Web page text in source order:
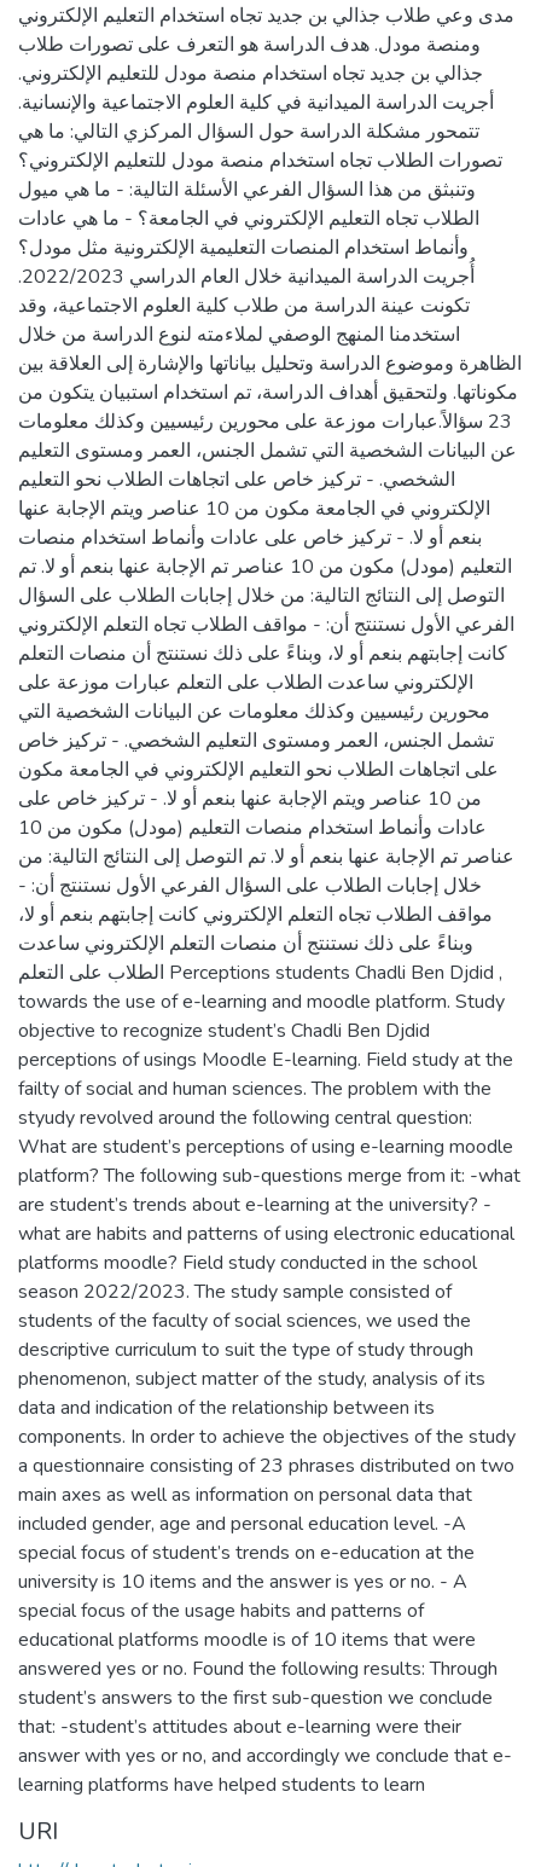
مدى وعي طلاب جذالي بن جديد تجاه استخدام التعليم الإلكتروني
ومنصة مودل. هدف الدراسة هو التعرف على تصورات طلاب
جذالي بن جديد تجاه استخدام منصة مودل للتعليم الإلكتروني.
أجريت الدراسة الميدانية في كلية العلوم الاجتماعية والإنسانية.
تتمحور مشكلة الدراسة حول السؤال المركزي التالي: ما هي
تصورات الطلاب تجاه استخدام منصة مودل للتعليم الإلكتروني؟
وتنبثق من هذا السؤال الفرعي الأسئلة التالية: - ما هي ميول
الطلاب تجاه التعليم الإلكتروني في الجامعة؟ - ما هي عادات
وأنماط استخدام المنصات التعليمية الإلكترونية مثل مودل؟
أُجريت الدراسة الميدانية خلال العام الدراسي 2022/2023.
تكونت عينة الدراسة من طلاب كلية العلوم الاجتماعية، وقد
استخدمنا المنهج الوصفي لملاءمته لنوع الدراسة من خلال
الظاهرة وموضوع الدراسة وتحليل بياناتها والإشارة إلى العلاقة بين
مكوناتها. ولتحقيق أهداف الدراسة، تم استخدام استبيان يتكون من
23 سؤالاً.عبارات موزعة على محورين رئيسيين وكذلك معلومات
عن البيانات الشخصية التي تشمل الجنس، العمر ومستوى التعليم
الشخصي. - تركيز خاص على اتجاهات الطلاب نحو التعليم
الإلكتروني في الجامعة مكون من 10 عناصر ويتم الإجابة عنها
بنعم أو لا. - تركيز خاص على عادات وأنماط استخدام منصات
التعليم (مودل) مكون من 10 عناصر تم الإجابة عنها بنعم أو لا. تم
التوصل إلى النتائج التالية: من خلال إجابات الطلاب على السؤال
الفرعي الأول نستنتج أن: - مواقف الطلاب تجاه التعلم الإلكتروني
كانت إجابتهم بنعم أو لا، وبناءً على ذلك نستنتج أن منصات التعلم
الإلكتروني ساعدت الطلاب على التعلم عبارات موزعة على
محورين رئيسيين وكذلك معلومات عن البيانات الشخصية التي
تشمل الجنس، العمر ومستوى التعليم الشخصي. - تركيز خاص
على اتجاهات الطلاب نحو التعليم الإلكتروني في الجامعة مكون
من 10 عناصر ويتم الإجابة عنها بنعم أو لا. - تركيز خاص على
عادات وأنماط استخدام منصات التعليم (مودل) مكون من 10
عناصر تم الإجابة عنها بنعم أو لا. تم التوصل إلى النتائج التالية: من
خلال إجابات الطلاب على السؤال الفرعي الأول نستنتج أن: -
مواقف الطلاب تجاه التعلم الإلكتروني كانت إجابتهم بنعم أو لا،
وبناءً على ذلك نستنتج أن منصات التعلم الإلكتروني ساعدت
الطلاب على التعلم Perceptions students Chadli Ben Djdid ,
towards the use of e-learning and moodle platform. Study
objective to recognize student’s Chadli Ben Djdid
perceptions of usings Moodle E-learning. Field study at the
failty of social and human sciences. The problem with the
styudy revolved around the following central question:
What are student’s perceptions of using e-learning moodle
platform? The following sub-questions merge from it: -what
are student’s trends about e-learning at the university? -
what are habits and patterns of using electronic educational
platforms moodle? Field study conducted in the school
season 2022/2023. The study sample consisted of
students of the faculty of social sciences, we used the
descriptive curriculum to suit the type of study through
phenomenon, subject matter of the study, analysis of its
data and indication of the relationship between its
components. In order to achieve the objectives of the study
a questionnaire consisting of 23 phrases distributed on two
main axes as well as information on personal data that
included gender, age and personal education level. -A
special focus of student’s trends on e-education at the
university is 10 items and the answer is yes or no. - A
special focus of the usage habits and patterns of
educational platforms moodle is of 10 items that were
answered yes or no. Found the following results: Through
student’s answers to the first sub-question we conclude
that: -student’s attitudes about e-learning were their
answer with yes or no, and accordingly we conclude that e-
learning platforms have helped students to learn
URI